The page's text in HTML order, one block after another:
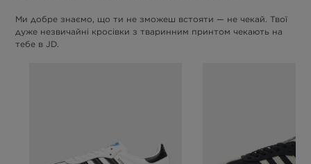
Ми добре знаємо, що ти не зможеш встояти — не чекай. Твої
дуже незвичайні кросівки з тваринним принтом чекають на
тебе в JD.